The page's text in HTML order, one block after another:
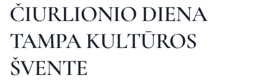
ČIURLIONIO DIENA
TAMPA KULTŪROS
ŠVENTE